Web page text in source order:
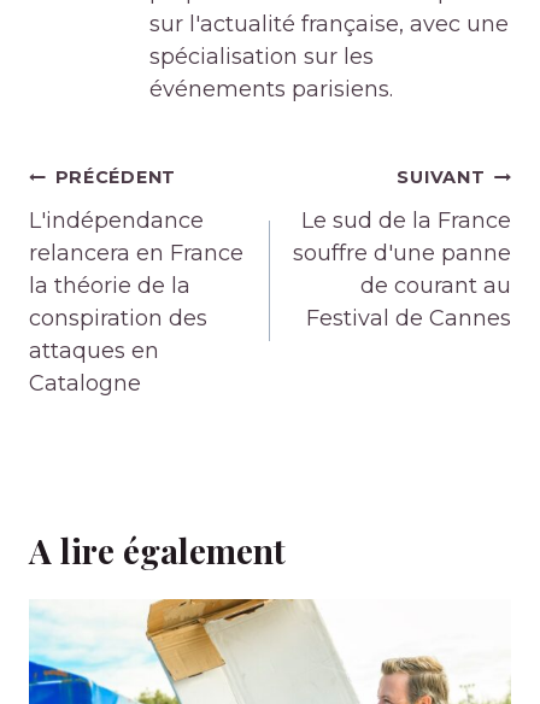
sur l'actualité française, avec une
spécialisation sur les
événements parisiens.
Navigation
de
l’article
PRÉCÉDENT
L'indépendance
relancera en France
la théorie de la
conspiration des
attaques en
Catalogne
SUIVANT
Le sud de la France
souffre d'une panne
de courant au
Festival de Cannes
A lire également